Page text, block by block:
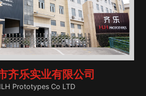
齐乐实业有限公司
Prototypes Co LTD